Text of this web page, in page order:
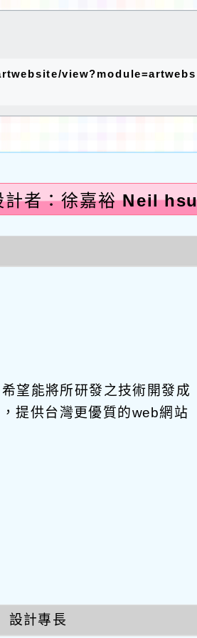
者：徐嘉裕 Neil
望能將所研發之技術開發成
提供台灣更優質的web網站
設計專長